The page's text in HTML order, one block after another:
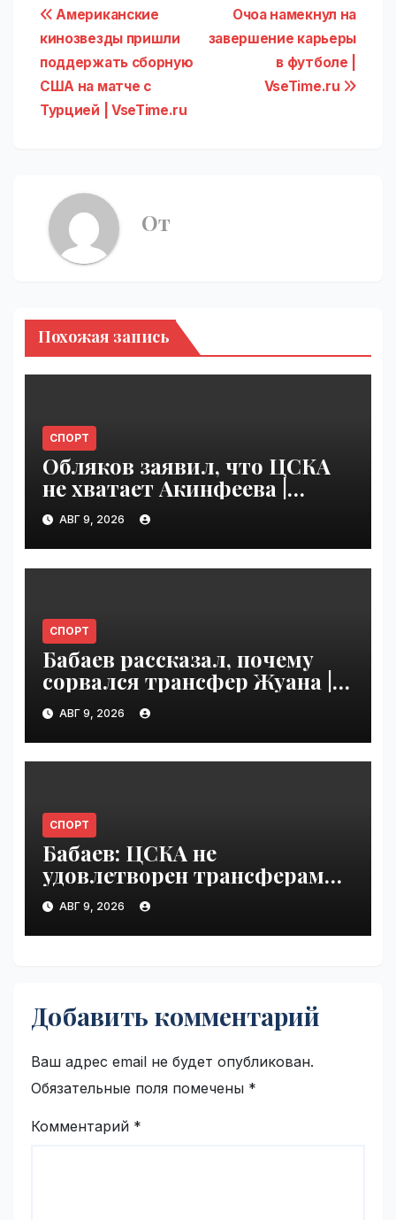
Навигация
по
записям
Очоа намекнул на
завершение карьеры
в футболе |
VseTime.ru
Американские
кинозвезды пришли
поддержать сборную
США на матче с
Турцией | VseTime.ru
От
Похожая запись
СПОРТ
Обляков заявил, что ЦСКА
не хватает Акинфеева |
VseTime.ru
АВГ 9, 2026
СПОРТ
Бабаев рассказал, почему
сорвался трансфер Жуана |
VseTime.ru
АВГ 9, 2026
СПОРТ
Бабаев: ЦСКА не
удовлетворен трансферами |
VseTime.ru
АВГ 9, 2026
Добавить комментарий
Ваш адрес email не будет опубликован.
Обязательные поля помечены *
Комментарий *